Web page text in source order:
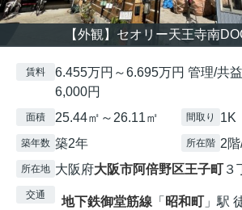
【外観】セオリー天王寺南
賃料
6.455万円～6.695万円 管理/共
6,000円
面積 25.44㎡～26.11㎡ 間取り 1K
築年数 築2年 所在階 2
所在地 大阪府大阪市阿倍野区王子町 ３
交通 地下鉄御堂筋線 「 昭和町 」駅